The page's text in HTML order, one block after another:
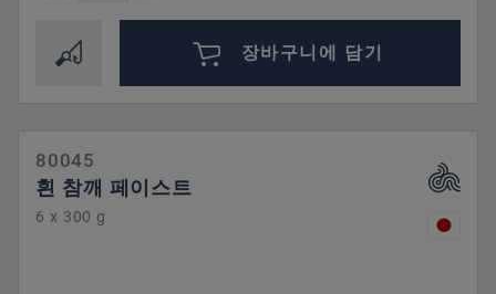
장바구니에 담기
80045
흰 참깨 페이스트
6 x 300 g